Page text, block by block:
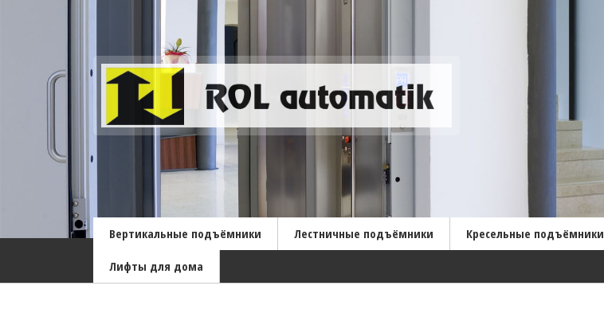
Вертикальные подъёмники Лестничные подъёмники Кресельные подъёмники
Лифты для дома